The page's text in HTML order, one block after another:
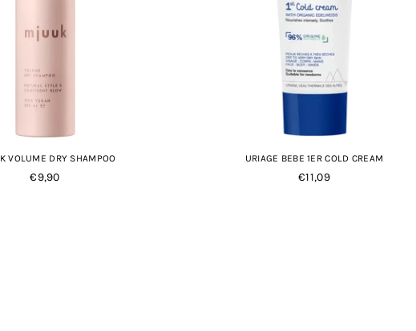
VOLUME DRY SHAMPOO
Normale
€9,90
URIAGE BEBE 1ER COLD CREAM
Normale
€11,09